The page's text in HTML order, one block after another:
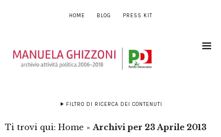
HOME BLOG PRESS KIT
FILTRO DI RICERCA DEI CONTENUTI
Ti trovi qui: Home » Archivi per 23 Aprile 2013